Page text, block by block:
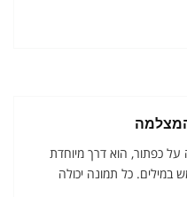
על כפתור, הוא דרך מיוחדת
במילים. כל תמונה יכולה